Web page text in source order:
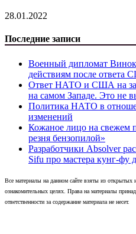
28.01.2022
Последние записи
Военный дипломат
действиям после ответа
Ответ НАТО и США на
на самом Западе. Это не
Политика НАТО в
изменений
Кожаное лицо на свежем
резня бензопилой»
Разработчики Absolver
Sifu про мастера кунг-фу
Все материалы на данном сайте взяты из открытых
ознакомительных целях. Права на материалы
ответственности за содержание материала не несет.